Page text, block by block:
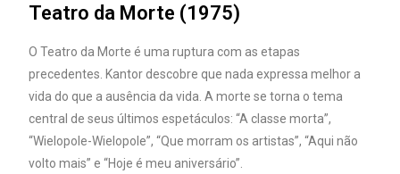
Teatro da Morte (1975)
O Teatro da Morte é uma ruptura com as etapas
precedentes. Kantor descobre que nada expressa melhor a
vida do que a ausência da vida. A morte se torna o tema
central de seus últimos espetáculos: “A classe morta”,
“Wielopole-Wielopole”, “Que morram os artistas”, “Aqui não
volto mais” e “Hoje é meu aniversário”.